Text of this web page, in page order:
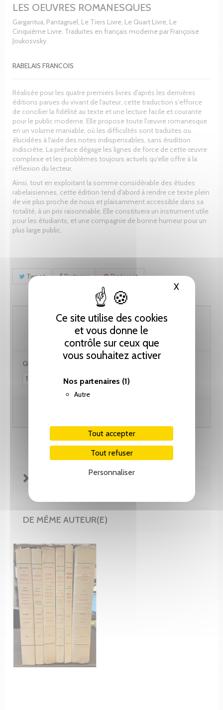
Ce site utilise des cookies
et vous donne le
contrôle sur ceux que
vous souhaitez activer
Nos partenaires (1)
Autre
Tout accepter
Tout refuser
Personnaliser
XMasquer
LES OEUVRES ROMANESQUES
Gargantua, Pantagruel, Le Tiers Livre, Le Quart Livre, Le
Cinquième Livre. Traduites en français moderne par Françoise
Joukosvsky.
RABELAIS FRANCOIS
Réalisée pour les quatre premiers livres d'après les dernières
éditions parues du vivant de l'auteur, cette traduction s'efforce
de concilier la fidélité au texte et une lecture facile et courante
pour le public moderne. Elle propose toute l'œuvre romanesque
en un volume maniable, où les difficultés sont traduites ou
élucidées à l'aide des notes indispensables, sans érudition
indiscrète. La préface dégage les lignes de force de cette œuvre
complexe et les problèmes toujours actuels qu'elle offre à la
réflexion du lecteur.
Ainsi, tout en exploitant la somme considérable des études
rabelaisiennes, cette édition tend d'abord à rendre ce texte plein
de vie plus proche de nous et plaisamment accessible dans sa
totalité, à un prix raisonnable. Elle constituera un instrument utile
pour les étudiants, et une compagnie de bonne humeur pour un
plus large public.
Tweet Partager Pinterest
61.55 CHF
Quantité :
FICHE TECHNIQUE
DE MÊME AUTEUR(E)